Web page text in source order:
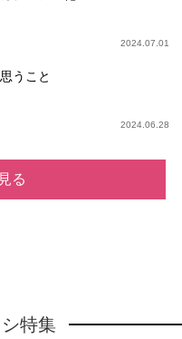
2024.07.01
うこと
2024.06.28
る
特集